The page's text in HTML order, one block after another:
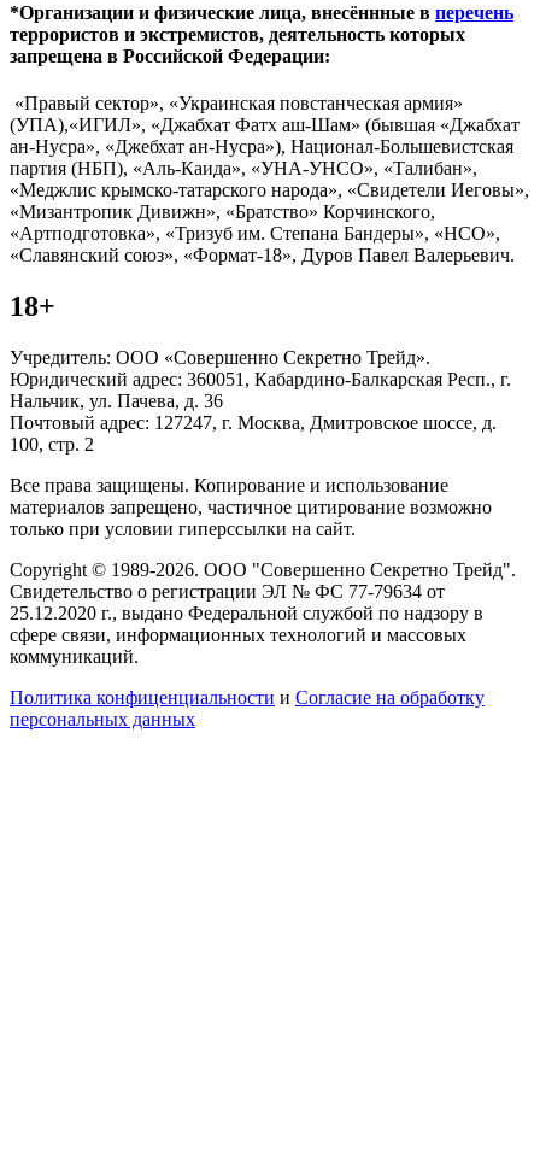
*Организации и физические лица, внесённные в перечень
террористов и экстремистов, деятельность которых
запрещена в Российской Федерации:
«Правый сектор», «Украинская повстанческая армия»
(УПА),«ИГИЛ», «Джабхат Фатх аш-Шам» (бывшая «Джабхат
ан-Нусра», «Джебхат ан-Нусра»), Национал-Большевистская
партия (НБП), «Аль-Каида», «УНА-УНСО», «Талибан»,
«Меджлис крымско-татарского народа», «Свидетели Иеговы»,
«Мизантропик Дивижн», «Братство» Корчинского,
«Артподготовка», «Тризуб им. Степана Бандеры», «НСО»,
«Славянский союз», «Формат-18», Дуров Павел Валерьевич.
18+
Учредитель: ООО «Совершенно Секретно Трейд».
Юридический адрес: 360051, Кабардино-Балкарская Респ., г.
Нальчик, ул. Пачева, д. 36
Почтовый адрес: 127247, г. Москва, Дмитровское шоссе, д.
100, стр. 2
Все права защищены. Копирование и использование
материалов запрещено, частичное цитирование возможно
только при условии гиперссылки на сайт.
Copyright © 1989-2026. ООО "Совершенно Секретно Трейд".
Свидетельство о регистрации ЭЛ № ФС 77-79634 от
25.12.2020 г., выдано Федеральной службой по надзору в
сфере связи, информационных технологий и массовых
коммуникаций.
Политика конфиценциальности и Согласие на обработку
персональных данных